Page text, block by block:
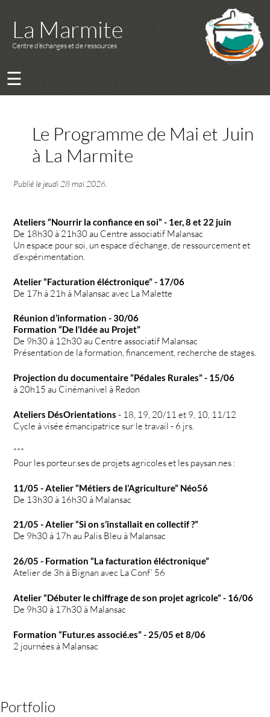
La Marmite
Centre d’échanges et de ressources
☰
Le Programme de Mai et Juin
à La Marmite
Publié le jeudi 28 mai 2026
Ateliers “Nourrir la confiance en soi” - 1er, 8 et 22 juin
De 18h30 à 21h30 au Centre associatif Malansac
Un espace pour soi, un espace d’échange, de ressourcement et
d’expérimentation.
Atelier “Facturation éléctronique” - 17/06
De 17h à 21h à Malansac avec La Malette
Réunion d’information - 30/06
Formation “De l’Idée au Projet”
De 9h30 à 12h30 au Centre associatif Malansac
Présentation de la formation, financement, recherche de stages.
Projection du documentaire “Pédales Rurales” - 15/06
à 20h15 au Cinémanivel à Redon
Ateliers DésOrientations - 18, 19, 20/11 et 9, 10, 11/12
Cycle à visée émancipatrice sur le travail - 6 jrs.
***
Pour les porteur.ses de projets agricoles et les paysan.nes :
11/05 - Atelier “Métiers de l’Agriculture” Néo56
De 13h30 à 16h30 à Malansac
21/05 - Atelier “Si on s’installait en collectif ?”
De 9h30 à 17h au Palis Bleu à Malansac
26/05 - Formation “La facturation éléctronique”
Atelier de 3h à Bignan avec La Conf’ 56
Atelier “Débuter le chiffrage de son projet agricole” - 16/06
De 9h30 à 17h30 à Malansac
Formation “Futur.es associé.es”- 25/05 et 8/06
2 journées à Malansac
Portfolio